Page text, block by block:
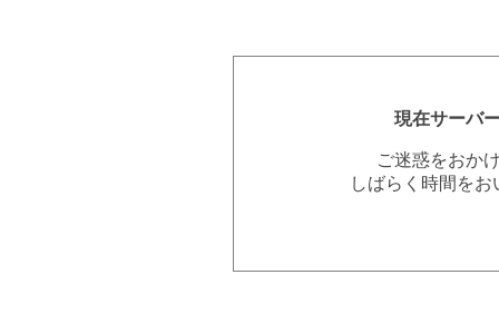
現在サーバ
ご迷惑をおか
しばらく時間を